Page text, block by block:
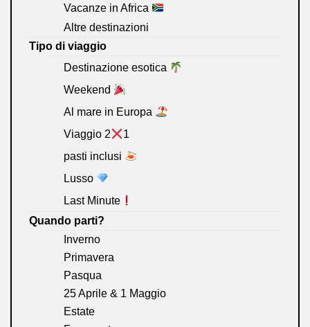
Vacanze in Africa
Altre destinazioni
Tipo di viaggio
Destinazione esotica
Weekend
Al mare in Europa
Viaggio 2
1
pasti inclusi
Lusso
Last Minute
Quando parti?
Inverno
Primavera
Pasqua
25 Aprile & 1 Maggio
Estate